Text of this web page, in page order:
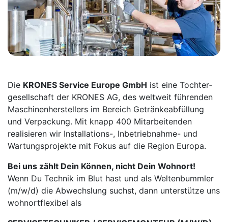
Die KRONES Service Europe GmbH ist eine Tochter­
gesellschaft der KRONES AG, des weltweit führenden
Maschinen­herstellers im Bereich Getränke­abfüllung
und Verpackung. Mit knapp 400 Mitarbei­tenden
realisieren wir Installations-, Inbetrieb­nahme- und
Wartungs­projekte mit Fokus auf die Region Europa.
Bei uns zählt Dein Können, nicht Dein Wohnort!
Wenn Du Technik im Blut hast und als Weltenbummler
(m/w/d) die Abwechslung suchst, dann unterstütze uns
wohnortflexibel als